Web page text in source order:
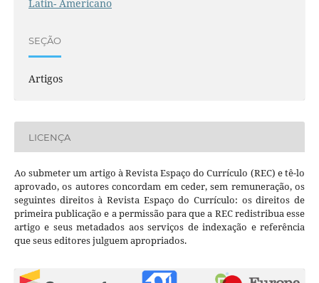
Latin- Americano
SEÇÃO
Artigos
LICENÇA
Ao submeter um artigo à Revista Espaço do Currículo (REC) e tê-lo
aprovado, os autores concordam em ceder, sem remuneração, os
seguintes direitos à Revista Espaço do Currículo: os direitos de
primeira publicação e a permissão para que a REC redistribua esse
artigo e seus metadados aos serviços de indexação e referência
que seus editores julguem apropriados.